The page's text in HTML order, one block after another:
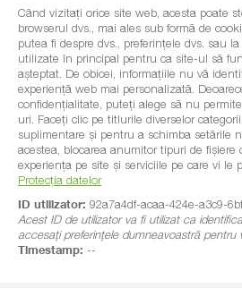
Când vizitați orice site web, acesta poate
browserul dvs., mai ales sub formă de
putea fi despre dvs., preferințele dvs. sau
utilizate în principal pentru ca site-ul să
așteptat. De obicei, informațiile nu vă
experiență web mai personalizată.
confidențialitate, puteți alege să nu
uri. Faceți clic pe titlurile diverselor
suplimentare și pentru a schimba setările
acestea, blocarea anumitor tipuri de fișiere
experiența pe site și serviciile pe care vi le
Protecția datelor
ID utilizator: 92a7a4df-acaa-424e-a3c9-
Acest ID de utilizator va fi utilizat ca
accesați preferințele dumneavoastră pentru
Timestamp: --